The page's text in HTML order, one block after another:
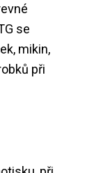
se
mikin,
při